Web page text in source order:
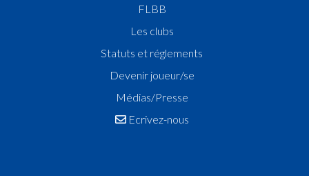
FLBB
Les clubs
Statuts et réglements
Devenir joueur/se
Médias/Presse
Ecrivez-nous